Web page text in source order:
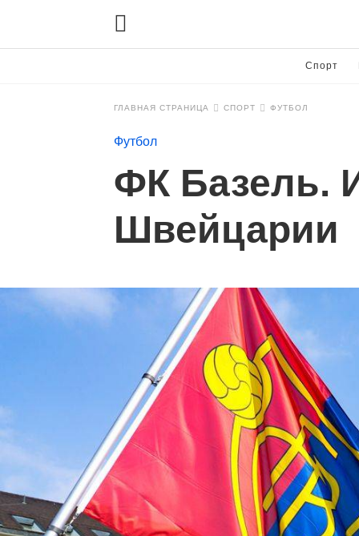
Спорт
ГЛАВНАЯ СТРАНИЦА СПОРТ ФУТБОЛ
Футбол
ФК Базель.
Швейцарии